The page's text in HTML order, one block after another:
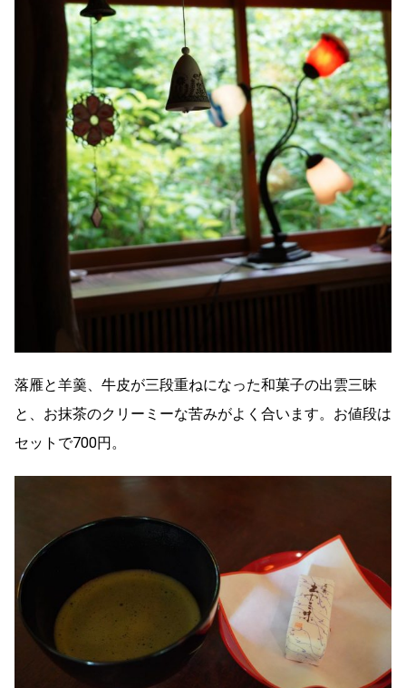
落雁と羊羹、牛皮が三段重ねになった和菓子の出雲三昧
と、お抹茶のクリーミーな苦みがよく合います。お値段は
セットで700円。